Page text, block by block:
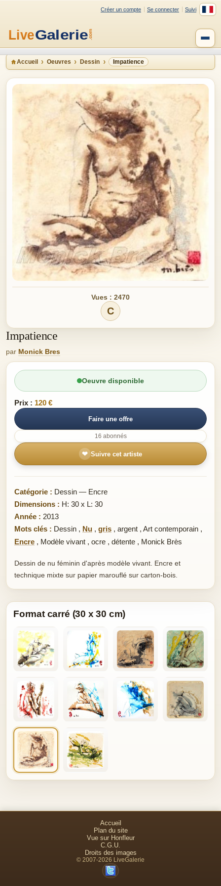
Créer un compte Se connecter Suivi
Accueil Oeuvres Dessin Impatience
Vues : 2470
C
Impatience
par Monick Bres
Oeuvre disponible
Prix : 120 €
Faire une offre
16 abonnés
❤ Suivre cet artiste
Catégorie : Dessin — Encre
Dimensions : H: 30 x L: 30
Année : 2013
Mots clés : Dessin , Nu , gris , argent , Art contemporain ,
Encre , Modèle vivant , ocre , détente , Monick Brès
Dessin de nu féminin d'après modèle vivant. Encre et
technique mixte sur papier marouflé sur carton-bois.
Format carré (30 x 30 cm)
Accueil
Plan du site
Vue sur Honfleur
C.G.U.
Droits des images
© 2007-2026 LiveGalerie